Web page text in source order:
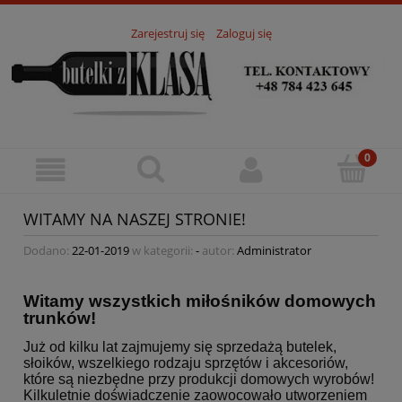
Zarejestruj się Zaloguj się
WITAMY NA NASZEJ STRONIE!
Dodano: 22-01-2019w kategorii: - autor: Administrator
Witamy wszystkich miłośników domowych
trunków!
Już od kilku lat zajmujemy się sprzedażą butelek,
słoików, wszelkiego rodzaju sprzętów i akcesoriów,
które są niezbędne przy produkcji domowych wyrobów!
Kilkuletnie doświadczenie zaowocowało utworzeniem